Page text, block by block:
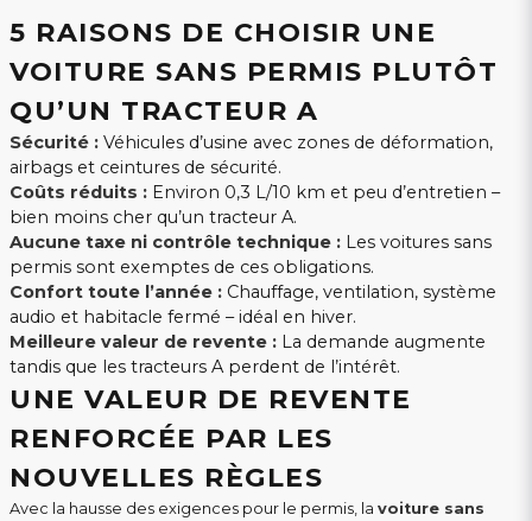
5 RAISONS DE CHOISIR UNE
VOITURE SANS PERMIS PLUTÔT
QU’UN TRACTEUR A
Sécurité : Véhicules d’usine avec zones de déformation,
airbags et ceintures de sécurité.
Coûts réduits : Environ 0,3 L/10 km et peu d’entretien –
bien moins cher qu’un tracteur A.
Aucune taxe ni contrôle technique : Les voitures sans
permis sont exemptes de ces obligations.
Confort toute l’année : Chauffage, ventilation, système
audio et habitacle fermé – idéal en hiver.
Meilleure valeur de revente : La demande augmente
tandis que les tracteurs A perdent de l’intérêt.
UNE VALEUR DE REVENTE
RENFORCÉE PAR LES
NOUVELLES RÈGLES
Avec la hausse des exigences pour le permis, la voiture sans